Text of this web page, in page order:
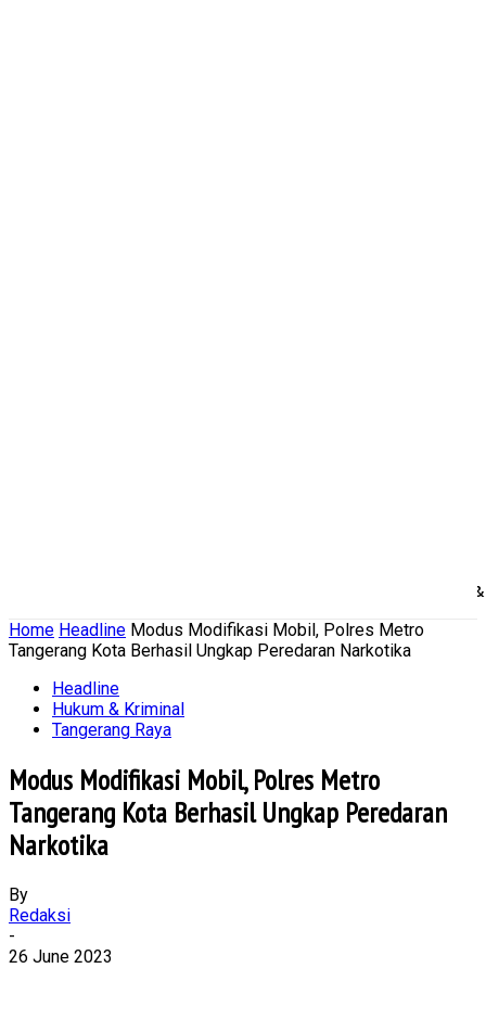
Politik
Home Headline Modus Modifikasi Mobil, Polres Metro
Tangerang Kota Berhasil Ungkap Peredaran Narkotika
Headline
Hukum & Kriminal
Tangerang Raya
Modus Modifikasi Mobil, Polres Metro
Tangerang Kota Berhasil Ungkap Peredaran
Narkotika
By
Redaksi
-
26 June 2023